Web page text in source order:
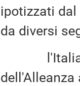
ipotizzati
da diversi
l'Italia